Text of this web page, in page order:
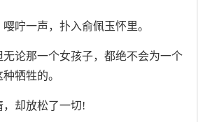
咛一声，扑入俞佩玉怀里。
论那一个女孩子，都绝不会为一个
牺牲的。
却放松了一切!